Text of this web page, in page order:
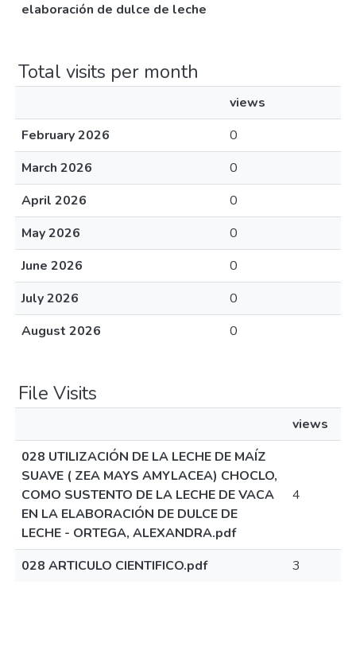
elaboración de dulce de leche
Total visits per month
views
February 2026
0
March 2026
0
April 2026
0
May 2026
0
June 2026
0
July 2026
0
August 2026
0
File Visits
views
028 UTILIZACIÓN DE LA LECHE DE MAÍZ
SUAVE ( ZEA MAYS AMYLACEA) CHOCLO,
COMO SUSTENTO DE LA LECHE DE VACA
EN LA ELABORACIÓN DE DULCE DE
LECHE - ORTEGA, ALEXANDRA.pdf
4
028 ARTICULO CIENTIFICO.pdf 3